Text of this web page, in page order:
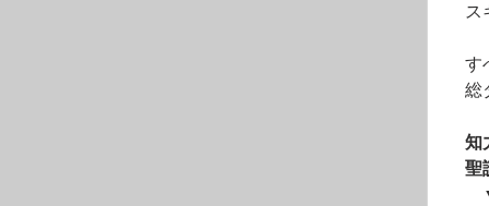
ス
す
総
知
聖
▼